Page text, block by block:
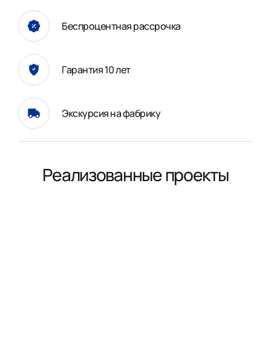
Беспроцентная рассрочка
Гарантия 10 лет
Экскурсия на фабрику
Реализованные проекты